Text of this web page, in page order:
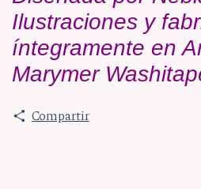
Ilustraciones y
íntegramente en
Marymer
Compartir